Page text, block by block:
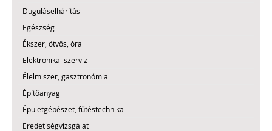
Duguláselhárítás
Egészség
Ékszer, ötvös, óra
Elektronikai szerviz
Élelmiszer, gasztronómia
Építőanyag
Épületgépészet, fűtéstechnika
Eredetiségvizsgálat